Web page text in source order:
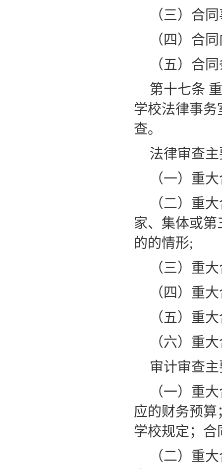
（三）合
（四）合
（五）合
第十七条
学校法律事
查。
法律审查
（一）重
（二）重
家、集体或
的的情形;
（三）重
（四）重
（五）重
（六）重
审计审查
（一）重
应的财务预
学校规定；
（二）重